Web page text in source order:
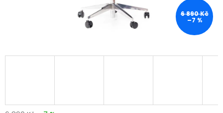
6 890 Kč
–7 %